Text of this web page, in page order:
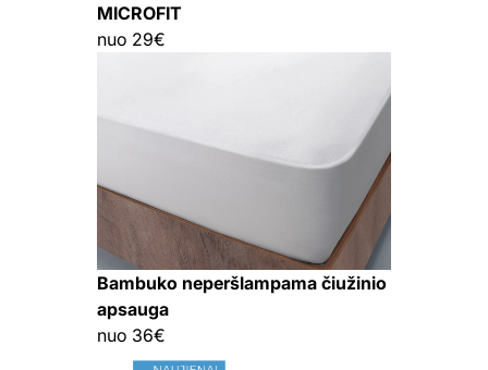
MICROFIT
nuo 29€
Bambuko neperšlampama čiužinio
apsauga
nuo 36€